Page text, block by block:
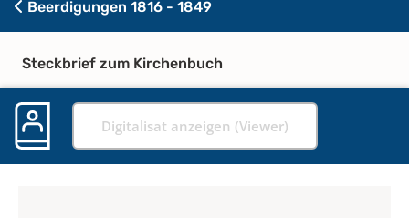
Beerdigungen 1816 - 1849
Steckbrief zum Kirchenbuch
Digitalisat anzeigen (Viewer)